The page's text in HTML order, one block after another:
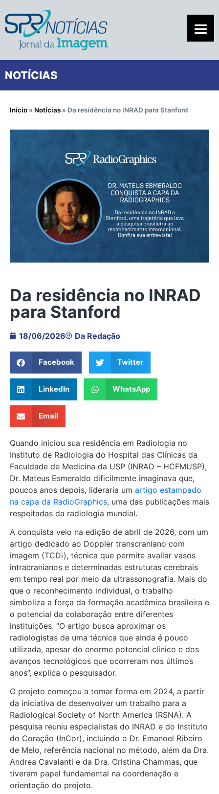
NOTÍCIAS
Início » Notícias » Da residência no INRAD para Stanford
Da residência no INRAD
para Stanford
18/06/2026 Da Redação
Facebook Twitter
LinkedIn WhatsApp
Email
Quando iniciou sua residência em Radiologia no
Instituto de Radiologia do Hospital das Clínicas da
Faculdade de Medicina da USP (INRAD – HCFMUSP),
Dr. Mateus Esmeraldo dificilmente imaginava que,
poucos anos depois, lideraria um artigo estampado
na capa da RadioGraphics, uma das publicações mais
respeitadas da radiologia mundial.
A conquista veio na edição de abril de 2026, com um
artigo dedicado ao Doppler transcraniano com
imagem (TCDi), técnica que permite avaliar vasos
intracranianos e determinadas estruturas cerebrais
em tempo real por meio da ultrassonografia. Mais do
que o reconhecimento individual, o trabalho
simboliza a força da formação acadêmica brasileira e
o potencial da colaboração entre diferentes
instituições. “O artigo busca aproximar os
radiologistas de uma técnica que ainda é pouco
utilizada, apesar do enorme potencial clínico e dos
avanços tecnológicos que ocorreram nos últimos
anos”, explica o pesquisador.
O projeto começou a tomar forma em 2024, a partir
da iniciativa de desenvolver um trabalho para a
Radiological Society of North America (RSNA). A
pesquisa reuniu especialistas do INRAD e do Instituto
do Coração (InCor), incluindo o Dr. Emanoel Ribeiro
de Melo, referência nacional no método, além da Dra.
Andrea Cavalanti e da Dra. Cristina Chammas, que
tiveram papel fundamental na coordenação e
orientação do projeto.